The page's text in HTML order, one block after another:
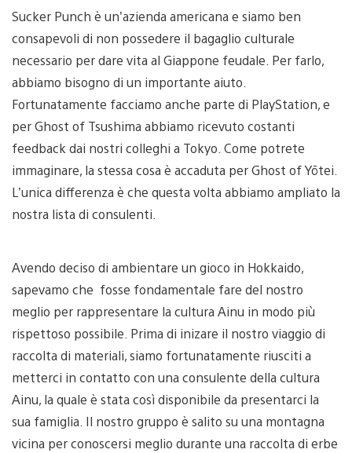
Sucker Punch è un’azienda americana e siamo ben
consapevoli di non possedere il bagaglio culturale
necessario per dare vita al Giappone feudale. Per farlo,
abbiamo bisogno di un importante aiuto.
Fortunatamente facciamo anche parte di PlayStation, e
per Ghost of Tsushima abbiamo ricevuto costanti
feedback dai nostri colleghi a Tokyo. Come potrete
immaginare, la stessa cosa è accaduta per Ghost of Yōtei.
L’unica differenza è che questa volta abbiamo ampliato la
nostra lista di consulenti.
Avendo deciso di ambientare un gioco in Hokkaido,
sapevamo che fosse fondamentale fare del nostro
meglio per rappresentare la cultura Ainu in modo più
rispettoso possibile. Prima di inizare il nostro viaggio di
raccolta di materiali, siamo fortunatamente riusciti a
metterci in contatto con una consulente della cultura
Ainu, la quale è stata così disponibile da presentarci la
sua famiglia. Il nostro gruppo è salito su una montagna
vicina per conoscersi meglio durante una raccolta di erbe